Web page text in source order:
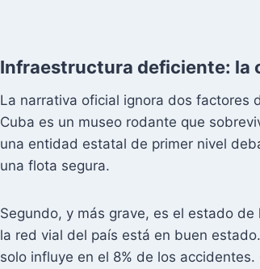
Infraestructura deficiente: la
La narrativa oficial ignora dos factores
Cuba es un museo rodante que
una entidad estatal de primer nivel
una flota segura.
Segundo, y más grave, es el estado
la red vial del país está en buen
solo influye en el 8% de los